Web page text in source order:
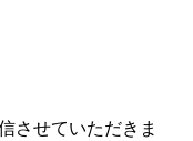
させていただきま